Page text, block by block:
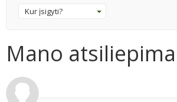
Kur įsigyti?
Mano